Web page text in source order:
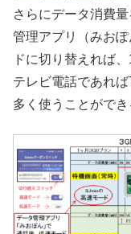
さらにデータ消費
管理アプリ（みお
ドに切り替えれば
テレビ電話であれ
多く使うことができ